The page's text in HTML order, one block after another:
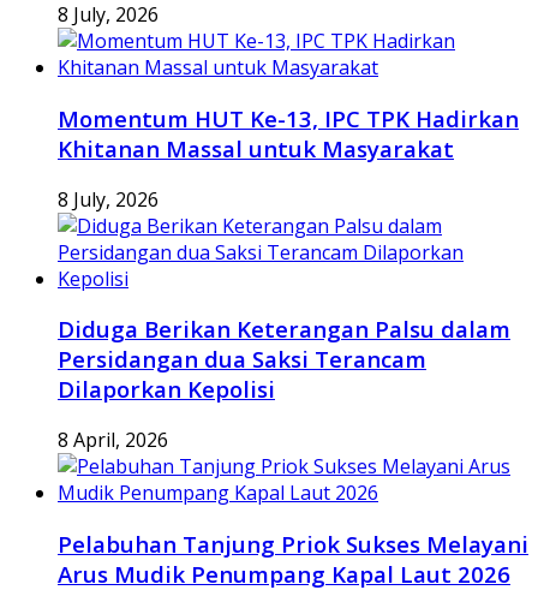
8 July, 2026
Momentum HUT Ke-13, IPC TPK Hadirkan
Khitanan Massal untuk Masyarakat
8 July, 2026
Diduga Berikan Keterangan Palsu dalam
Persidangan dua Saksi Terancam
Dilaporkan Kepolisi
8 April, 2026
Pelabuhan Tanjung Priok Sukses Melayani
Arus Mudik Penumpang Kapal Laut 2026